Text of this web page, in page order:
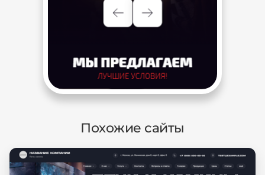
Похожие сайты